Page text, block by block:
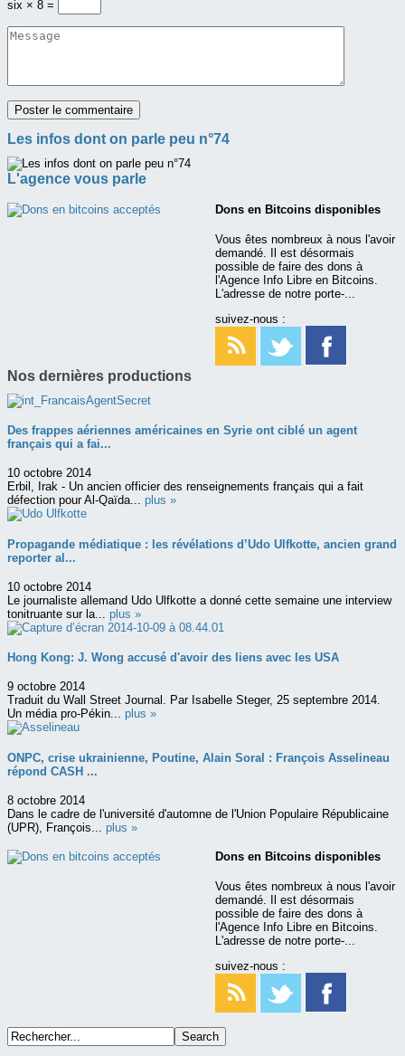
six × 8 =
Les infos dont on parle peu n°74
L'agence vous parle
Dons en Bitcoins disponibles
Vous êtes nombreux à nous l'avoir
demandé. Il est désormais
possible de faire des dons à
l'Agence Info Libre en Bitcoins.
L'adresse de notre porte-...
suivez-nous :
Nos dernières productions
Des frappes aériennes américaines en Syrie ont ciblé un agent
français qui a fai...
10 octobre 2014
Erbil, Irak - Un ancien officier des renseignements français qui a fait
défection pour Al-Qaïda... plus »
Propagande médiatique : les révélations d’Udo Ulfkotte, ancien grand
reporter al...
10 octobre 2014
Le journaliste allemand Udo Ulfkotte a donné cette semaine une interview
tonitruante sur la... plus »
Hong Kong: J. Wong accusé d'avoir des liens avec les USA
9 octobre 2014
Traduit du Wall Street Journal. Par Isabelle Steger, 25 septembre 2014.
Un média pro-Pékin... plus »
ONPC, crise ukrainienne, Poutine, Alain Soral : François Asselineau
répond CASH ...
8 octobre 2014
Dans le cadre de l'université d'automne de l'Union Populaire Républicaine
(UPR), François... plus »
Dons en Bitcoins disponibles
Vous êtes nombreux à nous l'avoir
demandé. Il est désormais
possible de faire des dons à
l'Agence Info Libre en Bitcoins.
L'adresse de notre porte-...
suivez-nous :